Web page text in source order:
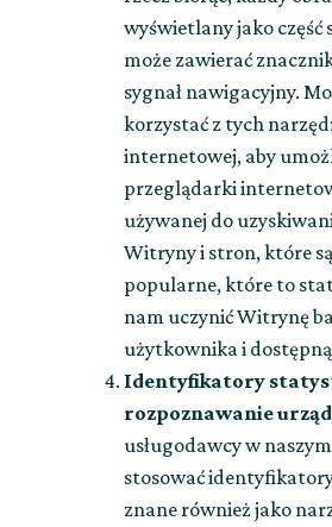
wyświetlany jako
może zawierać
sygnał nawigacyjny.
korzystać z tych
internetowej, aby
przeglądarki
używanej do
Witryny i stron, które
popularne, które to
nam uczynić Witrynę
użytkownika i
Identyfikatory
rozpoznawanie
usługodawcy w
stosować
znane również jako